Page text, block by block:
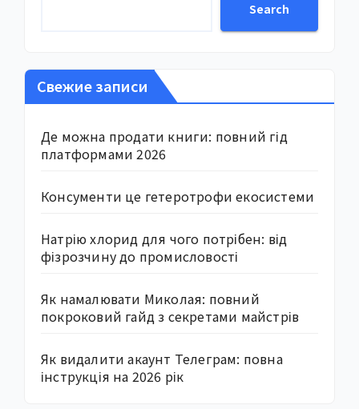
Search
Свежие записи
Де можна продати книги: повний гід
платформами 2026
Консументи це гетеротрофи екосистеми
Натрію хлорид для чого потрібен: від
фізрозчину до промисловості
Як намалювати Миколая: повний
покроковий гайд з секретами майстрів
Як видалити акаунт Телеграм: повна
інструкція на 2026 рік